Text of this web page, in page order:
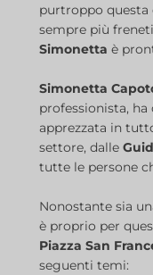
purtroppo questa
sempre più
Simonetta è
Simonetta
professionista,
apprezzata in
settore, dalle
tutte le persone
Nonostante sia
è proprio per
Piazza San
seguenti temi: